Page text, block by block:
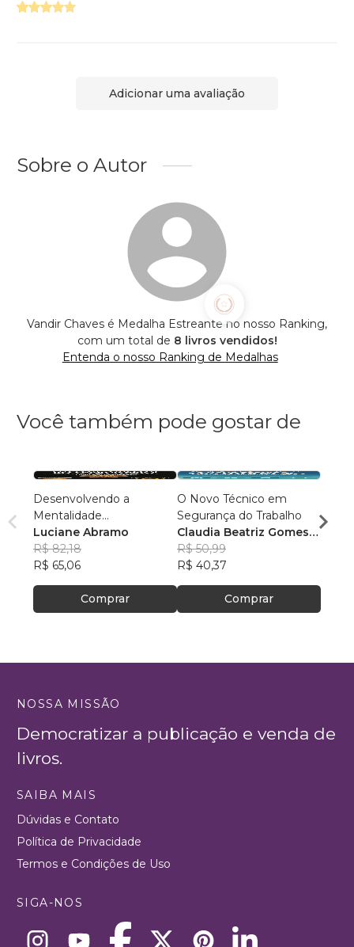
Adicionar uma avaliação
Sobre o Autor
Vandir Chaves é Medalha Estreante no nosso Ranking,
com um total de 8 livros vendidos!
Entenda o nosso Ranking de Medalhas
Você também pode gostar de
Desenvolvendo a
Mentalidade
Empreendedora
Luciane Abramo
R$ 82,18
R$ 65,06
Comprar
O Novo Técnico em
Segurança do Trabalho
Claudia Beatriz Gomes
Almeida
R$ 50,99
R$ 40,37
Comprar
R$
NOSSA MISSÃO
Democratizar a publicação e venda de
livros.
SAIBA MAIS
Dúvidas e Contato
Política de Privacidade
Termos e Condições de Uso
SIGA-NOS